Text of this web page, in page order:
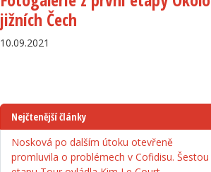
jižních Čech
10.09.2021
Nejčtenější články
Nosková po dalším útoku otevřeně
promluvila o problémech v Cofidisu. Šestou